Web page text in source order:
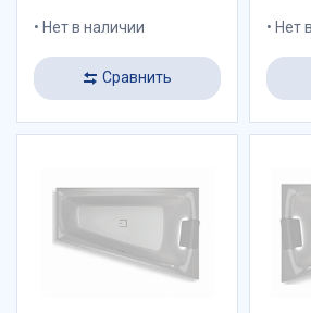
Нет в наличии
Сравнить
Нет